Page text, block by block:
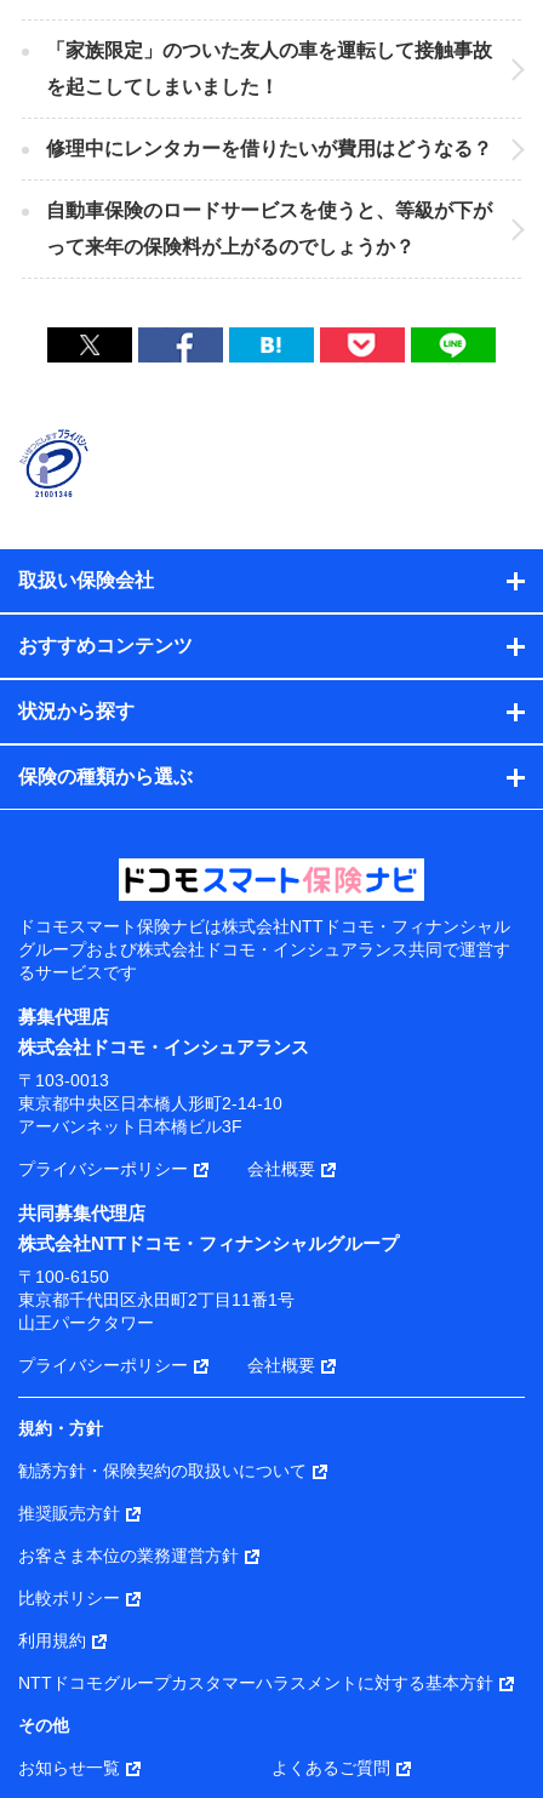
「家族限定」のついた友人の車を運転して接触事故
を起こしてしまいました！
修理中にレンタカーを借りたいが費用はどうなる？
自動車保険のロードサービスを使うと、等級が下が
って来年の保険料が上がるのでしょうか？
取扱い保険会社
おすすめコンテンツ
状況から探す
保険の種類から選ぶ
ドコモスマート保険ナビは株式会社NTTドコモ・フィナンシャル
グループおよび株式会社ドコモ・インシュアランス共同で運営す
るサービスです
募集代理店
株式会社ドコモ・インシュアランス
〒103-0013
東京都中央区日本橋人形町2-14-10
アーバンネット日本橋ビル3F
プライバシーポリシー 会社概要
共同募集代理店
株式会社NTTドコモ・フィナンシャルグループ
〒100-6150
東京都千代田区永田町2丁目11番1号
山王パークタワー
プライバシーポリシー 会社概要
規約・方針
勧誘方針・保険契約の取扱いについて
推奨販売方針
お客さま本位の業務運営方針
比較ポリシー
利用規約
NTTドコモグループカスタマーハラスメントに対する基本方針
その他
お知らせ一覧 よくあるご質問